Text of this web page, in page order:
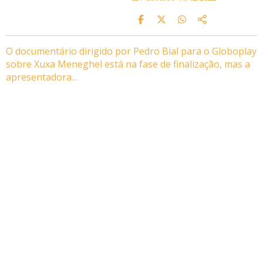
O documentário dirigido por Pedro Bial para o Globoplay
sobre Xuxa Meneghel está na fase de finalização, mas a
apresentadora…